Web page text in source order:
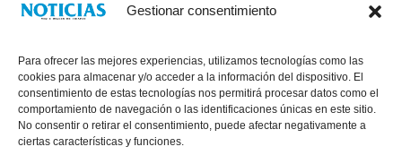
Gestionar consentimiento
Para ofrecer las mejores experiencias, utilizamos tecnologías como las
cookies para almacenar y/o acceder a la información del dispositivo. El
consentimiento de estas tecnologías nos permitirá procesar datos como el
comportamiento de navegación o las identificaciones únicas en este sitio.
No consentir o retirar el consentimiento, puede afectar negativamente a
ciertas características y funciones.
® Derechos Reservados 2026|